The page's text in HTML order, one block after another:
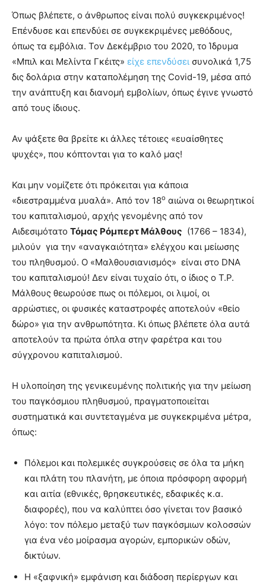
Όπως βλέπετε, ο άνθρωπος είναι πολύ συγκεκριμένος!
Επένδυσε και επενδύει σε συγκεκριμένες μεθόδους,
όπως τα εμβόλια. Τον Δεκέμβριο του 2020, το Ίδρυμα
«Μπιλ και Μελίντα Γκέιτς» είχε επενδύσει συνολικά 1,75
δις δολάρια στην καταπολέμηση της Covid-19, μέσα από
την ανάπτυξη και διανομή εμβολίων, όπως έγινε γνωστό
από τους ίδιους.
Αν ψάξετε θα βρείτε κι άλλες τέτοιες «ευαίσθητες
ψυχές», που κόπτονται για το καλό μας!
Και μην νομίζετε ότι πρόκειται για κάποια
«διεστραμμένα μυαλά». Από τον 18ο αιώνα οι θεωρητικοί
του καπιταλισμού, αρχής γενομένης από τον
Αιδεσιμότατο Τόμας Ρόμπερτ Μάλθους (1766 – 1834),
μιλούν για την «αναγκαιότητα» ελέγχου και μείωσης
του πληθυσμού. Ο «Μαλθουσιανισμός» είναι στο DNA
του καπιταλισμού! Δεν είναι τυχαίο ότι, ο ίδιος ο Τ.Ρ.
Μάλθους θεωρούσε πως οι πόλεμοι, οι λιμοί, οι
αρρώστιες, οι φυσικές καταστροφές αποτελούν «θείο
δώρο» για την ανθρωπότητα. Κι όπως βλέπετε όλα αυτά
αποτελούν τα πρώτα όπλα στην φαρέτρα και του
σύγχρονου καπιταλισμού.
Η υλοποίηση της γενικευμένης πολιτικής για την μείωση
του παγκόσμιου πληθυσμού, πραγματοποιείται
συστηματικά και συντεταγμένα με συγκεκριμένα μέτρα,
όπως:
Πόλεμοι και πολεμικές συγκρούσεις σε όλα τα μήκη
και πλάτη του πλανήτη, με όποια πρόσφορη αφορμή
και αιτία (εθνικές, θρησκευτικές, εδαφικές κ.α.
διαφορές), που να καλύπτει όσο γίνεται τον βασικό
λόγο: τον πόλεμο μεταξύ των παγκόσμιων κολοσσών
για ένα νέο μοίρασμα αγορών, εμπορικών οδών,
δικτύων.
Η «ξαφνική» εμφάνιση και διάδοση περίεργων και